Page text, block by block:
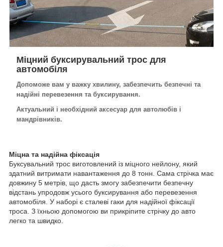
Міцний буксирувальний трос для
автомобіля
Допоможе вам у важку хвилину, забезпечить безпечні та
надійні перевезення та буксирування.
Актуальний і необхідний аксесуар для автолюбів і
мандрівників.
Міцна та надійна фіксація
Буксувальний трос виготовлений із міцного нейлону, який
здатний витримати навантаження до 8 тонн. Сама стрічка має
довжину 5 метрів, що дасть змогу забезпечити безпечну
відстань упродовж усього буксирування або перевезення
автомобіля. У наборі є сталеві гаки для надійної фіксації
троса. З їхньою допомогою ви прикріпите стрічку до авто
легко та швидко.